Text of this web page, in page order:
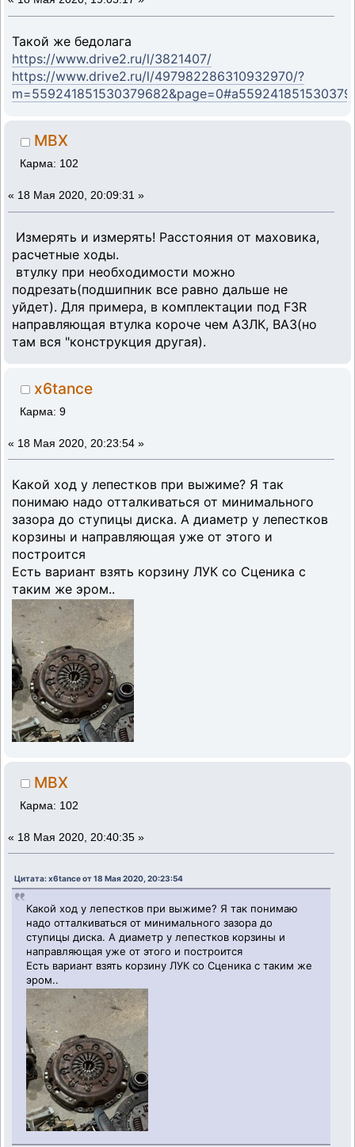
Такой же бедолага
https://www.drive2.ru/l/3821407/
https://www.drive2.ru/l/497982286310932970/?
MBX
Карма: 102
« 18 Мая 2020, 20:09:31 »
Измерять и измерять! Расстояния от маховика,
расчетные ходы.
втулку при необходимости можно
подрезать(подшипник все равно дальше не
уйдет). Для примера, в комплектации под F3R
направляющая втулка короче чем АЗЛК, ВАЗ(но
там вся "конструкция другая).
x6tance
Карма: 9
« 18 Мая 2020, 20:23:54 »
Какой ход у лепестков при выжиме? Я так
понимаю надо отталкиваться от минимального
зазора до ступицы диска. А диаметр у лепестков
корзины и направляющая уже от этого и
построится
Есть вариант взять корзину ЛУК со Сценика с
таким же эром..
MBX
Карма: 102
« 18 Мая 2020, 20:40:35 »
Цитата: x6tance от 18 Мая 2020, 20:23:54
Какой ход у лепестков при выжиме? Я так понимаю
надо отталкиваться от минимального зазора до
ступицы диска. А диаметр у лепестков корзины и
направляющая уже от этого и построится
Есть вариант взять корзину ЛУК со Сценика с таким же
эром..